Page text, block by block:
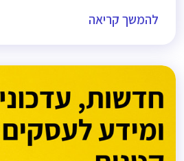
להמשך קריאה